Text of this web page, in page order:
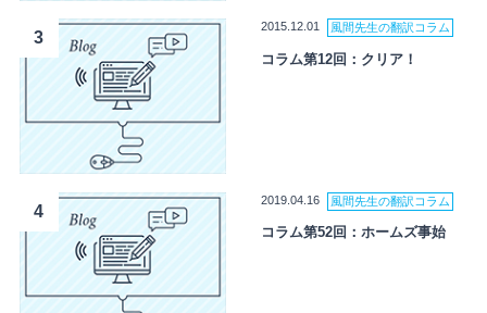
3
2015.12.01 風間先生の翻訳コラム
コラム第12回：クリア！
4
2019.04.16 風間先生の翻訳コラム
コラム第52回：ホームズ事始